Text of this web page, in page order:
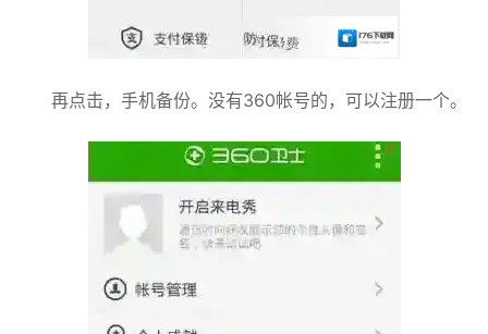
再点击，手机备份。没有360帐号的，可以注册一个。